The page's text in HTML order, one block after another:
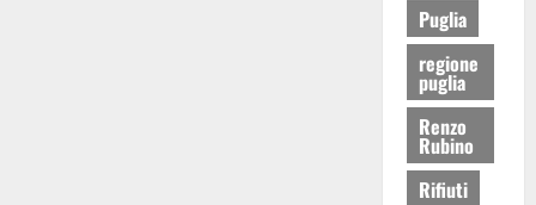
Puglia
regione
puglia
Renzo
Rubino
Rifiuti